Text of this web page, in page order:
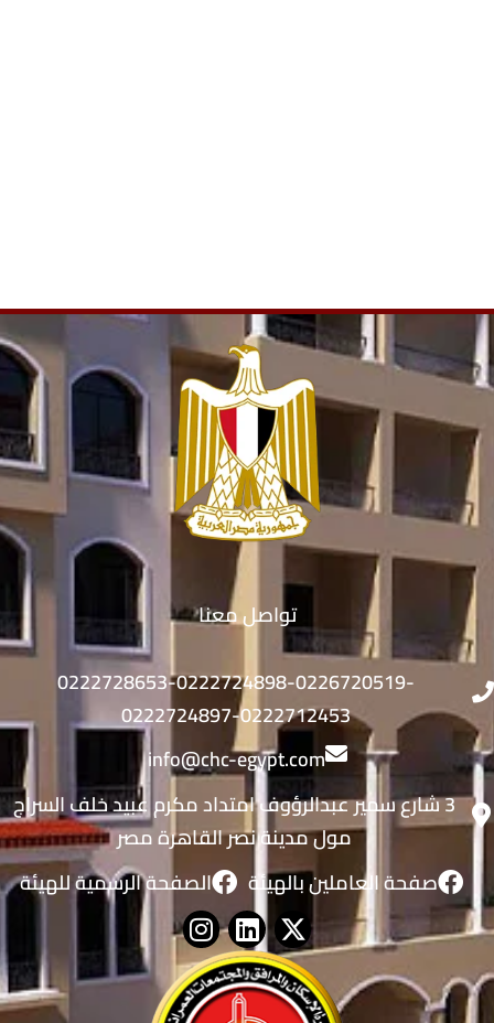
تواصل معنا
0222728653-0222724898-0226720519-
0222724897-0222712453
info@chc-egypt.com
3 شارع سمير عبدالرؤوف امتداد مكرم عبيد خلف السراج
مول مدينة نصر القاهرة مصر
صفحة العاملين بالهيئة
الصفحة الرسمية للهيئة